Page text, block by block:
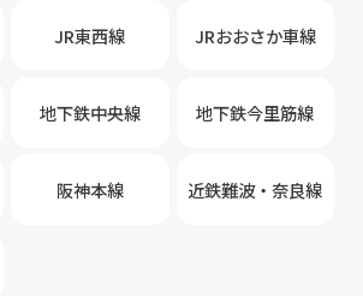
JR東西線 JRおおさか車線
地下鉄中央線 地下鉄今里筋線
阪神本線 近鉄難波・奈良線